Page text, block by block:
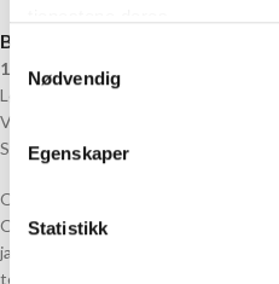
Samtykkevalg
Nødvendig
Egenskaper
Statistikk
Beskrivelse
100% Ull
Løpelengde: Ca 95 Meter pr 50 Gram
Veiledende Pinner: Pinne 5,00 mm
Strikkefasthet: 18 masker = 10 cm
Older er 100% rent ullgarn fra Dale
Older egner seg spesielt godt til
jakker og kåper. Det er også ideelt
teksturer og mønstre som fletter og